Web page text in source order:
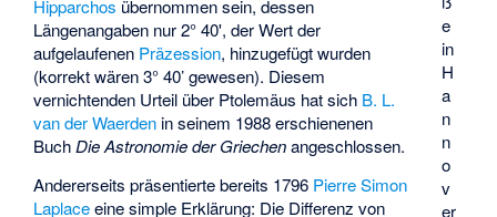
e
in
H
a
n
n
o
v
er
Hipparchos übernommen sein, dessen
Längenangaben nur 2° 40', der Wert der
aufgelaufenen Präzession, hinzugefügt wurden
(korrekt wären 3° 40’ gewesen). Diesem
vernichtenden Urteil über Ptolemäus hat sich B. L.
van der Waerden in seinem 1988 erschienenen
BuchDie Astronomie der Griechenangeschlossen.
Andererseits präsentierte bereits 1796 Pierre Simon
Laplaceeine simple Erklärung: Die Differenz von